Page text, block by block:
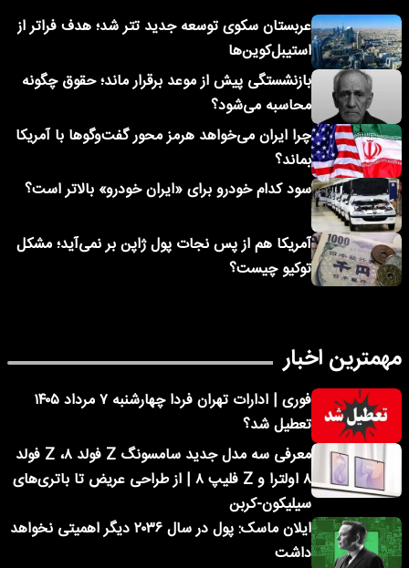
عربستان سکوی توسعه جدید تتر شد؛ هدف فراتر از
استیبل‌کوین‌ها
بازنشستگی پیش از موعد برقرار ماند؛ حقوق چگونه
محاسبه می‌شود؟
چرا ایران می‌خواهد هرمز محور گفت‌وگوها با آمریکا
بماند؟
سود کدام خودرو برای «ایران خودرو» بالاتر است؟
آمریکا هم از پس نجات پول ژاپن بر نمی‌آید؛ مشکل
توکیو چیست؟
مهمترین اخبار
فوری | ادارات تهران فردا چهارشنبه ۷ مرداد ۱۴۰۵
تعطیل شد؟
معرفی سه مدل جدید سامسونگ Z فولد ۸، Z فولد
۸ اولترا و Z فلیپ ۸ | از طراحی عریض تا باتری‌های
سیلیکون-کربن
ایلان ماسک: پول در سال ۲۰۳۶ دیگر اهمیتی نخواهد
داشت